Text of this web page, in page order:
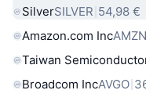
SilverSILVER 54,98 €
Amazon.com IncAMZN
Taiwan
Broadcom IncAVGO